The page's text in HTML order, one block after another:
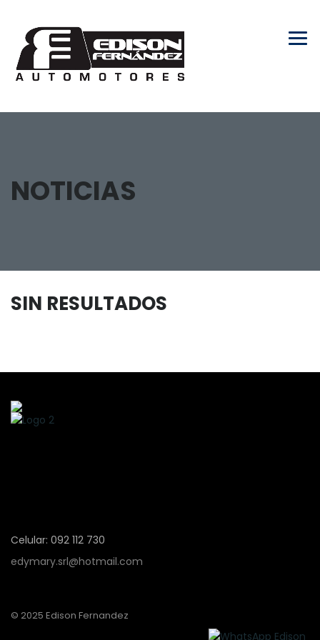
NOTICIAS
SIN RESULTADOS
Celular: 092 112 730
edymary.srl@hotmail.com
© 2025 Edison Fernandez